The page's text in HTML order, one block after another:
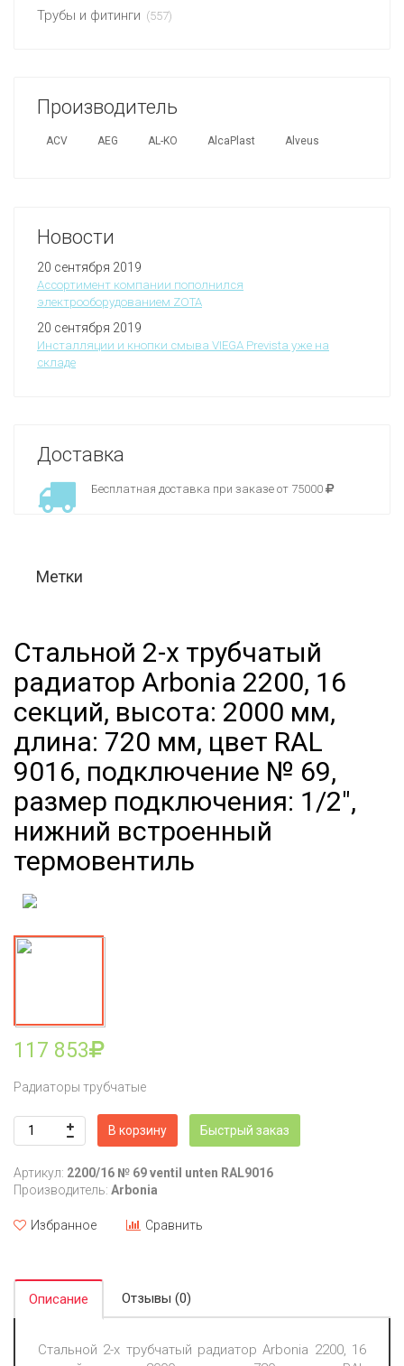
Трубы и фитинги (557)
Производитель
ACV AEG AL-KO AlcaPlast Alveus
Новости
20 сентября 2019
Ассортимент компании пополнился
электрооборудованием ZOTA
20 сентября 2019
Инсталляции и кнопки смыва VIEGA Prevista уже на
складе
Доставка
Бесплатная доставка при заказе от 75000
Метки
Стальной 2-х трубчатый
радиатор Arbonia 2200, 16
секций, высота: 2000 мм,
длина: 720 мм, цвет RAL
9016, подключение № 69,
размер подключения: 1/2",
нижний встроенный
термовентиль
117 853
Радиаторы трубчатые
В корзину Быстрый заказ
Артикул: 2200/16 № 69 ventil unten RAL9016
Производитель: Arbonia
Избранное Сравнить
Описание Отзывы (0)
Стальной 2-х трубчатый радиатор Arbonia 2200, 16